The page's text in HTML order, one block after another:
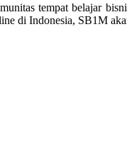
tempat belajar
di Indonesia, SB1M